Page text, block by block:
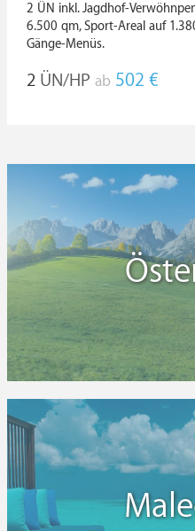
2 ÜN inkl. Jagdhof-
6.500 qm, Sport-Areal auf
Gänge-Menüs.
2 ÜN/HP ab 502 €